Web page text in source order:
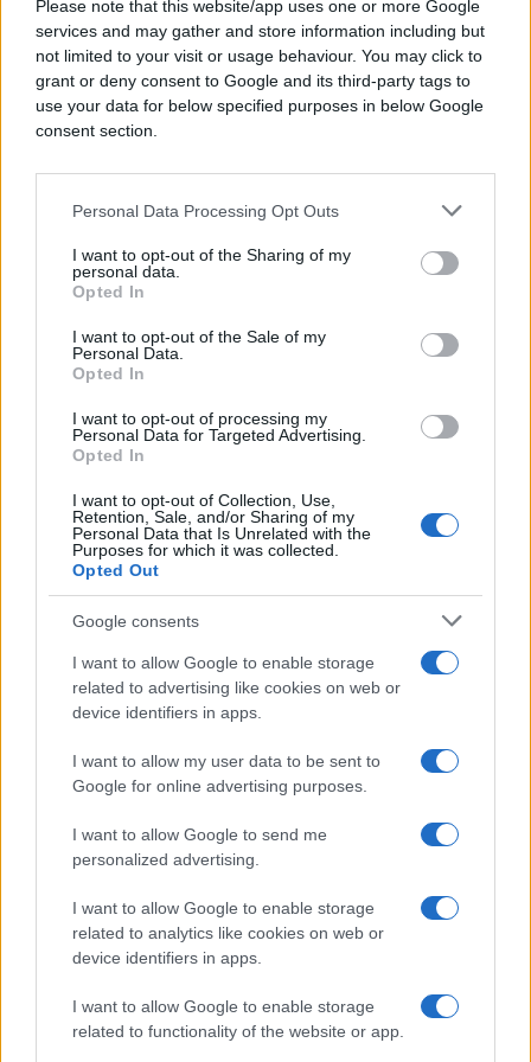
Please note that this website/app uses one or more Google
services and may gather and store information including but
not limited to your visit or usage behaviour. You may click to
grant or deny consent to Google and its third-party tags to
use your data for below specified purposes in below Google
consent section.
Personal Data Processing Opt Outs
I want to opt-out of the Sharing of my
personal data.
Opted In
I want to opt-out of the Sale of my
Personal Data.
Opted In
I want to opt-out of processing my
Personal Data for Targeted Advertising.
Opted In
I want to opt-out of Collection, Use,
Retention, Sale, and/or Sharing of my
Personal Data that Is Unrelated with the
Purposes for which it was collected.
Opted Out
Google consents
I want to allow Google to enable storage
related to advertising like cookies on web or
device identifiers in apps.
I want to allow my user data to be sent to
Google for online advertising purposes.
I want to allow Google to send me
personalized advertising.
I want to allow Google to enable storage
related to analytics like cookies on web or
device identifiers in apps.
I want to allow Google to enable storage
related to functionality of the website or app.
#Saša Kovačević